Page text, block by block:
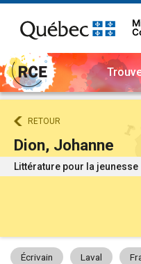
RETOUR
Dion, Johanne
Littérature pour la jeunesse
Écrivain Laval